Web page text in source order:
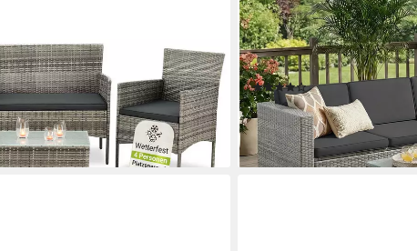
bei dir
SONGMICS
Gartenlounge-Set PE-
Lounge-Set, (5-tlg., 1
Kissen), für Terrasse,
(110)
315,99 € UVP519,99 €
-39%
lieferbar - in 5-6 Werktagen bei